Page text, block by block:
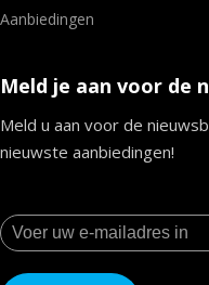
Aanbiedingen
Meld je aan voor de
Meld u aan voor de
nieuwste aanbiedingen!